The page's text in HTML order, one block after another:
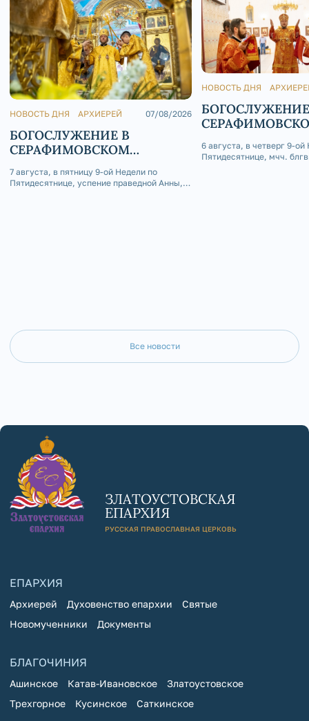
Все новости
НОВОСТЬ ДНЯ АРХИЕРЕЙ 07/08/2026
БОГОСЛУЖЕНИЕ В
СЕРАФИМОВСКОМ
7 августа, в пятницу 9-ой Недели по
Пятидесятнице, успение праведной Анны,
НОВОСТЬ ДНЯ
6 августа, в четверг 9-ой
Пятидесятнице, мчч.
ЗЛАТОУСТОВСКАЯ
ЕПАРХИЯ
РУССКАЯ ПРАВОСЛАВНАЯ ЦЕРКОВЬ
ЕПАРХИЯ
Архиерей Духовенство епархии
Святые
Новомученники
Документы
БЛАГОЧИНИЯ
Ашинское Катав-Ивановское
Златоустовское
Трехгорное
Кусинское Саткинское